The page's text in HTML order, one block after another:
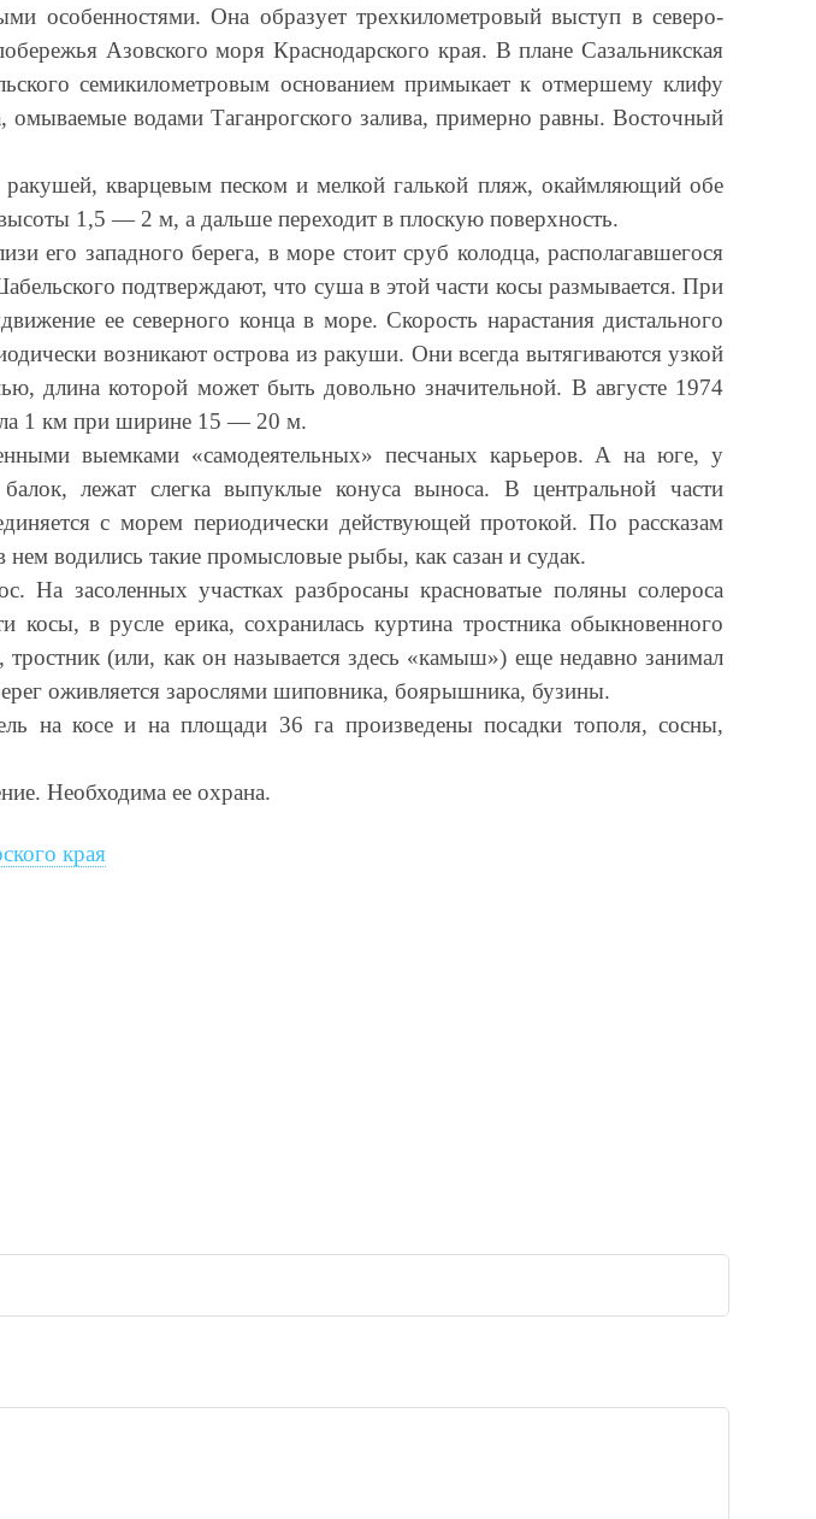
особенностями. Она образует трехкилометровый выступ в северо-
Азовского моря Краснодарского края. В плане Сазальникская
семикилометровым основанием примыкает к отмершему клифу
водами Таганрогского залива, примерно равны. Восточный
ракушей, кварцевым песком и мелкой галькой пляж, окаймляющий обе
1,5 — 2 м, а дальше переходит в плоскую поверхность.
его западного берега, в море стоит сруб колодца, располагавшегося
подтверждают, что суша в этой части косы размывается. При
ее северного конца в море. Скорость нарастания дистального
возникают острова из ракуши. Они всегда вытягиваются узкой
длина которой может быть довольно значительной. В августе 1974
1 км при ширине 15 — 20 м.
выемками «самодеятельных» песчаных карьеров. А на юге, у
лежат слегка выпуклые конуса выноса. В центральной части
с морем периодически действующей протокой. По рассказам
водились такие промысловые рыбы, как сазан и судак.
На засоленных участках разбросаны красноватые поляны солероса
в русле ерика, сохранилась куртина тростника обыкновенного
(или, как он называется здесь «камыш») еще недавно занимал
оживляется зарослями шиповника, боярышника, бузины.
на косе и на площади 36 га произведены посадки тополя, сосны,
Необходима ее охрана.
края